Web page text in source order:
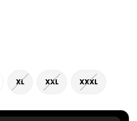
XL XXL XXXL